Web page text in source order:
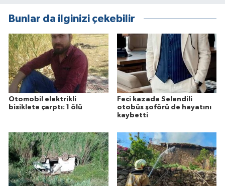
Bunlar da ilginizi çekebilir
Otomobil elektrikli
bisiklete çarptı: 1 ölü
Feci kazada Selendili
otobüs şoförü de hayatını
kaybetti